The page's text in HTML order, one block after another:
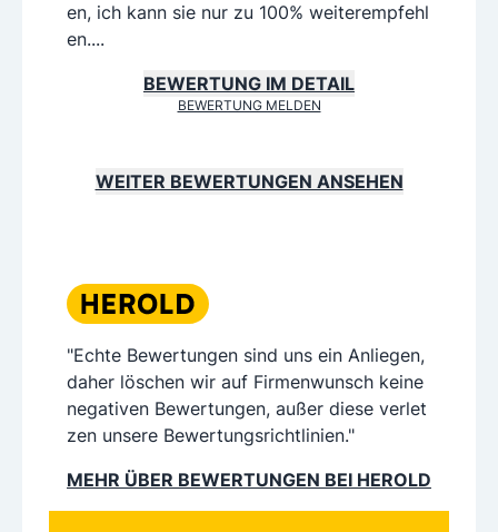
en, ich kann sie nur zu 100% weiterempfehl
en....
BEWERTUNG IM DETAIL
BEWERTUNG MELDEN
WEITER BEWERTUNGEN ANSEHEN
"Echte Bewertungen sind uns ein Anliegen,
daher löschen wir auf Firmenwunsch keine
negativen Bewertungen, außer diese verlet
zen unsere Bewertungsrichtlinien."
MEHR ÜBER BEWERTUNGEN BEI HEROLD